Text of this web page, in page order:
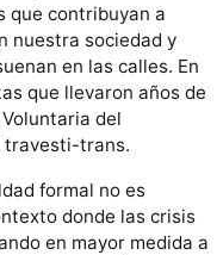
que contribuyan a
nuestra sociedad y
en las calles. En
que llevaron años de
del
travesti-trans.
formal no es
donde las crisis
en mayor medida a